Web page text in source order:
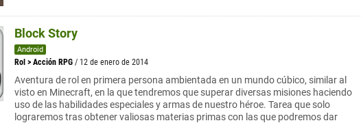
Block Story
Android
Rol > Acción RPG / 12 de enero de 2014
Aventura de rol en primera persona ambientada en un mundo cúbico, similar al
visto en Minecraft, en la que tendremos que superar diversas misiones haciendo
uso de las habilidades especiales y armas de nuestro héroe. Tarea que solo
lograremos tras obtener valiosas materias primas con las que podremos dar